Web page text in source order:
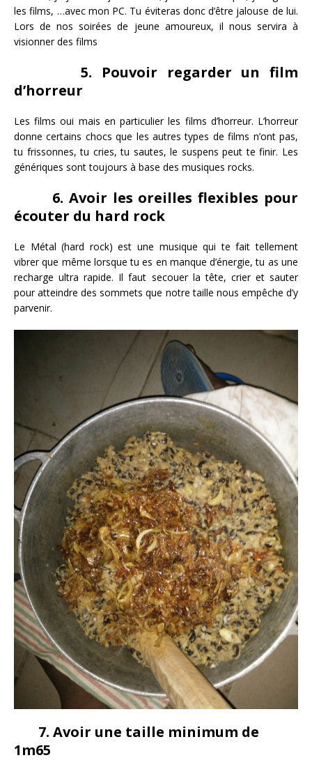
les films, …avec mon PC. Tu éviteras donc d’être jalouse de lui.
Lors de nos soirées de jeune amoureux, il nous servira à
visionner des films
5. Pouvoir regarder un film
d’horreur
Les films oui mais en particulier les films d’horreur. L’horreur
donne certains chocs que les autres types de films n’ont pas,
tu frissonnes, tu cries, tu sautes, le suspens peut te finir. Les
génériques sont toujours à base des musiques rocks.
6. Avoir les oreilles flexibles pour
écouter du hard rock
Le Métal (hard rock) est une musique qui te fait tellement
vibrer que même lorsque tu es en manque d’énergie, tu as une
recharge ultra rapide. Il faut secouer la tête, crier et sauter
pour atteindre des sommets que notre taille nous empêche d’y
parvenir.
7. Avoir une taille minimum de
1m65